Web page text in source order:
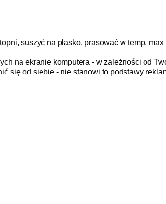
suszyć na płasko, prasować w temp. max
na ekranie komputera - w zależności od
się od siebie - nie stanowi to podstawy